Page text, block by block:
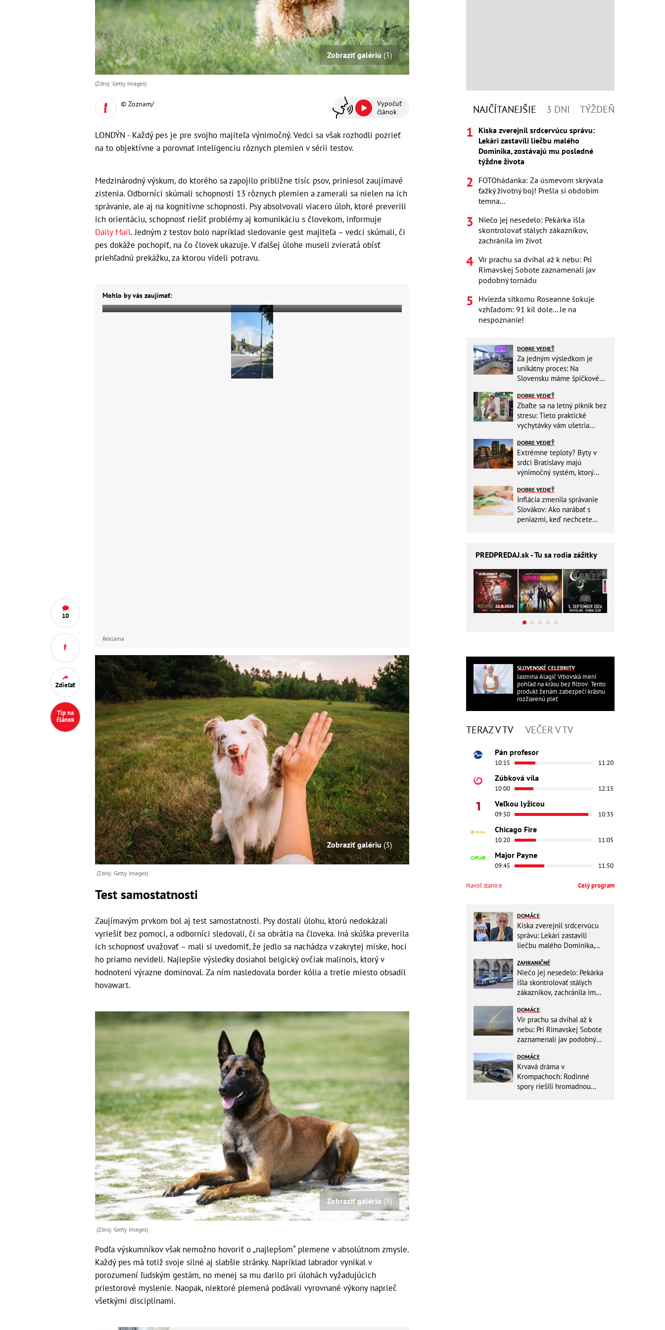
10
Zdieľať
Tip na
článok
Zobraziť galériu (3)
(Zdroj: Getty Images)
© Zoznam/
Vypočuť
článok
LONDÝN - Každý pes je pre svojho majiteľa výnimočný. Vedci sa však rozhodli pozrieť
na to objektívne a porovnať inteligenciu rôznych plemien v sérii testov.
Medzinárodný výskum, do ktorého sa zapojilo približne tisíc psov, priniesol zaujímavé
zistenia. Odborníci skúmali schopnosti 13 rôznych plemien a zamerali sa nielen na ich
správanie, ale aj na kognitívne schopnosti. Psy absolvovali viacero úloh, ktoré preverili
ich orientáciu, schopnosť riešiť problémy aj komunikáciu s človekom, informuje
Daily Mail. Jedným z testov bolo napríklad sledovanie gest majiteľa – vedci skúmali, či
pes dokáže pochopiť, na čo človek ukazuje. V ďalšej úlohe museli zvieratá obísť
priehľadnú prekážku, za ktorou videli potravu.
Mohlo by vás zaujímať:
Reklama
Zobraziť galériu (3)
(Zdroj: Getty Images)
Test samostatnosti
Zaujímavým prvkom bol aj test samostatnosti. Psy dostali úlohu, ktorú nedokázali
vyriešiť bez pomoci, a odborníci sledovali, či sa obrátia na človeka. Iná skúška preverila
ich schopnosť uvažovať – mali si uvedomiť, že jedlo sa nachádza v zakrytej miske, hoci
ho priamo nevideli. Najlepšie výsledky dosiahol belgický ovčiak malinois, ktorý v
hodnotení výrazne dominoval. Za ním nasledovala border kólia a tretie miesto obsadil
hovawart.
Zobraziť galériu (3)
(Zdroj: Getty Images)
Podľa výskumníkov však nemožno hovoriť o „najlepšom“ plemene v absolútnom zmysle.
Každý pes má totiž svoje silné aj slabšie stránky. Napríklad labrador vynikal v
porozumení ľudským gestám, no menej sa mu darilo pri úlohách vyžadujúcich
priestorové myslenie. Naopak, niektoré plemená podávali vyrovnané výkony naprieč
všetkými disciplínami.
NAJČÍTANEJŠIE 3 DNI TÝŽDEŇ
Kiska zverejnil srdcervúcu správu:
Lekári zastavili liečbu malého
Dominika, zostávajú mu posledné
týždne života
FOTOhádanka: Za úsmevom skrývala
ťažký životný boj! Prešla si obdobím
temna...
Niečo jej nesedelo: Pekárka išla
skontrolovať stálych zákazníkov,
zachránila im život
Vír prachu sa dvíhal až k nebu: Pri
Rimavskej Sobote zaznamenali jav
podobný tornádu
Hviezda sitkomu Roseanne šokuje
vzhľadom: 91 kíl dole... Je na
nespoznanie!
DOBRE VEDIEŤ
Za jedným výsledkom je
unikátny proces: Na
Slovensku máme špičkové
DOBRE VEDIEŤ
Zbaľte sa na letný piknik bez
stresu: Tieto praktické
vychytávky vám ušetria
DOBRE VEDIEŤ
Extrémne teploty? Byty v
srdci Bratislavy majú
výnimočný systém, ktorý
DOBRE VEDIEŤ
Inflácia zmenila správanie
Slovákov: Ako narábať s
peniazmi, keď nechcete
PREDPREDAJ.sk - Tu sa rodia zážitky
SLOVENSKÉ CELEBRITY
Jasmina Alagič Vrbovská mení
pohľad na krásu bez filtrov: Tento
produkt ženám zabezpečí krásnu
rozžiarenú pleť
TERAZ V TV VEČER V TV
Pán profesor
10:15 11:20
Zúbková víla
10:00 12:15
Veľkou lyžicou
09:50 10:35
Chicago Fire
10:20 11:05
Major Payne
09:45 11:50
Navoľ stanice Celý program
DOMÁCE
Kiska zverejnil srdcervúcu
správu: Lekári zastavili
liečbu malého Dominika,
týždne života
ZAHRANIČNÉ
Niečo jej nesedelo: Pekárka
išla skontrolovať stálych
zákazníkov, zachránila im
DOMÁCE
Vír prachu sa dvíhal až k
nebu: Pri Rimavskej Sobote
zaznamenali jav podobný
DOMÁCE
Krvavá dráma v
Krompachoch: Rodinné
spory riešili hromadnou